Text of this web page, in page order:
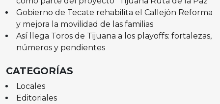
Gobierno de Tecate rehabilita el Callejón Reforma
y mejora la movilidad de las familias
Así llega Toros de Tijuana a los playoffs: fortalezas,
números y pendientes
CATEGORÍAS
Locales
Editoriales